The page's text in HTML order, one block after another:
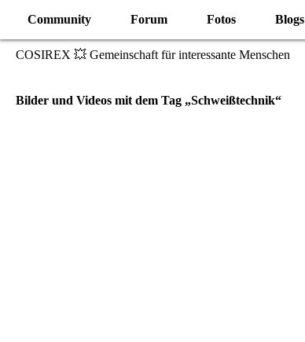
Community Forum Fotos Blogs
COSIREX 💥 Gemeinschaft für interessante Menschen
Bilder und Videos mit dem Tag „Schweißtechnik“